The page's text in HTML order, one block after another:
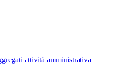
attività amministrativa